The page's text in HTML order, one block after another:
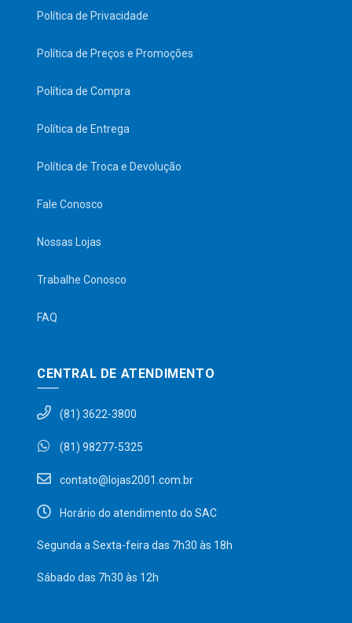
Política de Privacidade
Política de Preços e Promoções
Política de Compra
Política de Entrega
Política de Troca e Devolução
Fale Conosco
Nossas Lojas
Trabalhe Conosco
FAQ
CENTRAL DE ATENDIMENTO
(81) 3622-3800
(81) 98277-5325
contato@lojas2001.com.br
Horário do atendimento do SAC
Segunda a Sexta-feira das 7h30 às 18h
Sábado das 7h30 às 12h